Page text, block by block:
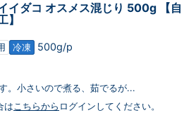
イダコ オスメス混じり 500g 【自
】
冷凍 500g/p
。小さいので煮る、茹でるが...
はこちらから ログインしてください。